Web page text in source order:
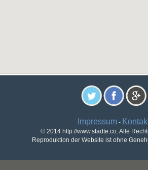
Impressum -
© 2014 http://www.stadte.co. Alle
Reproduktion der Website ist ohne